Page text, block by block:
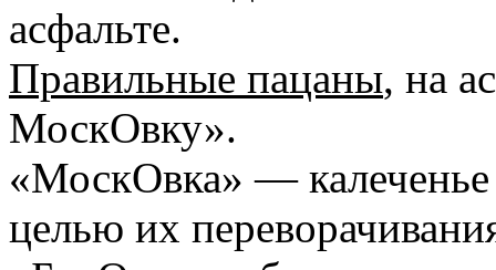
асфальте.
Правильные пацаны, на
МоскОвку».
«МоскОвка» —
целью их